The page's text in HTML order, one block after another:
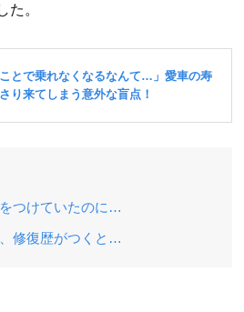
た。
をつけていたのに…
、修復歴がつくと…